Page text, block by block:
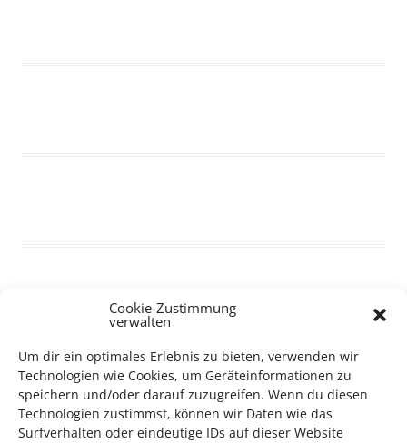
Cookie-Zustimmung
verwalten
Um dir ein optimales Erlebnis zu bieten, verwenden wir
Technologien wie Cookies, um Geräteinformationen zu
speichern und/oder darauf zuzugreifen. Wenn du diesen
Technologien zustimmst, können wir Daten wie das
Surfverhalten oder eindeutige IDs auf dieser Website